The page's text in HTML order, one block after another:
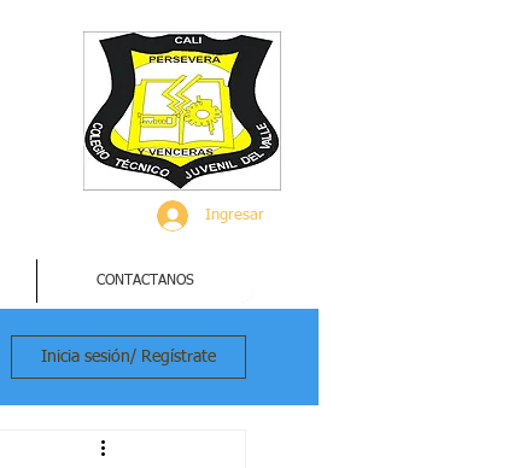
Ingresar
CONTACTANOS
Inicia sesión/ Regístrate